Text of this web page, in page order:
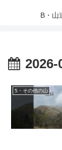
B・山
2026-
5・その他の山